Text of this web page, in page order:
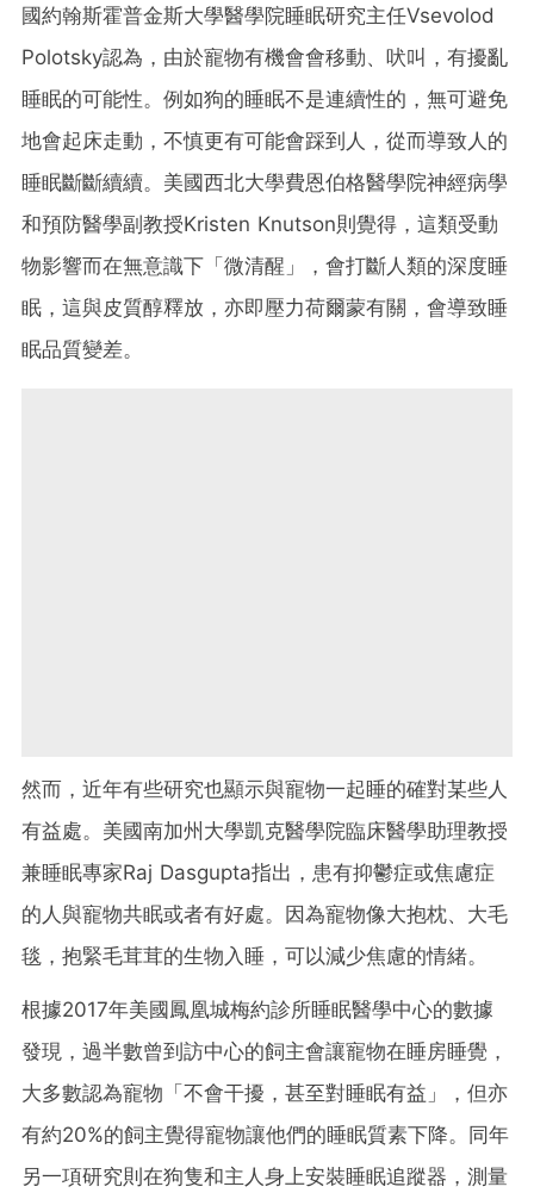
國約翰斯霍普金斯大學醫學院睡眠研究主任Vsevolod
Polotsky認為，由於寵物有機會會移動、吠叫，有擾亂
睡眠的可能性。例如狗的睡眠不是連續性的，無可避免
地會起床走動，不慎更有可能會踩到人，從而導致人的
睡眠斷斷續續。美國西北大學費恩伯格醫學院神經病學
和預防醫學副教授Kristen Knutson則覺得，這類受動
物影響而在無意識下「微清醒」，會打斷人類的深度睡
眠，這與皮質醇釋放，亦即壓力荷爾蒙有關，會導致睡
眠品質變差。
然而，近年有些研究也顯示與寵物一起睡的確對某些人
有益處。美國南加州大學凱克醫學院臨床醫學助理教授
兼睡眠專家Raj Dasgupta指出，患有抑鬱症或焦慮症
的人與寵物共眠或者有好處。因為寵物像大抱枕、大毛
毯，抱緊毛茸茸的生物入睡，可以減少焦慮的情緒。
根據2017年美國鳳凰城梅約診所睡眠醫學中心的數據
發現，過半數曾到訪中心的飼主會讓寵物在睡房睡覺，
大多數認為寵物「不會干擾，甚至對睡眠有益」，但亦
有約20%的飼主覺得寵物讓他們的睡眠質素下降。同年
另一項研究則在狗隻和主人身上安裝睡眠追蹤器，測量